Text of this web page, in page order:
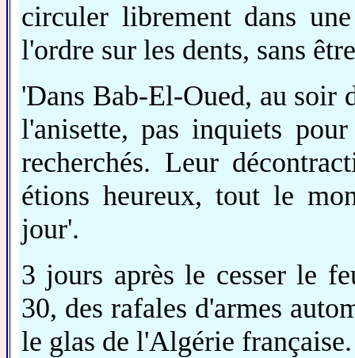
circuler librement dans
l'ordre sur les dents, sans
'Dans Bab-El-Oued, au soir
l'anisette, pas inquiets
recherchés. Leur
étions heureux, tout le
jour'.
3 jours après le cesser le
30, des rafales d'armes
le glas de l'Algérie française.